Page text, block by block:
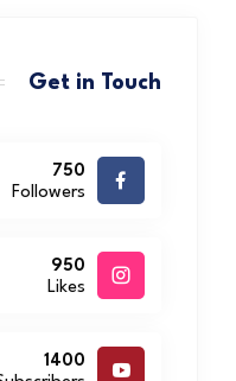
Get in Touch
750
Followers
950
Likes
1400